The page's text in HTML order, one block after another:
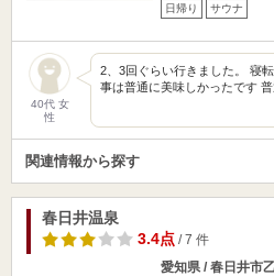
日帰り サウナ
40代 女
性
2、3回ぐらい行きました。 寝
事は普通に美味しかったです
関連情報から探す
春日井温泉
3.4点/ 7 件
愛知県 / 春日井市